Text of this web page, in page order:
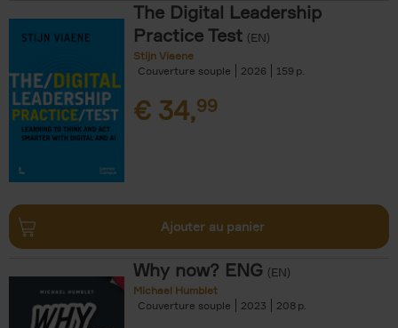
The Digital Leadership
Practice Test (EN)
Stijn Viaene
Couverture souple
2026 159
€ 34,99
Ajouter au panier
Why now? ENG (EN)
Michael Humblet
Couverture souple
2023 208